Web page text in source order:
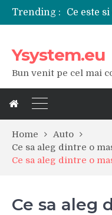
Trending :
Ysystem.eu
Bun venit pe cel mai
Home
Auto
Ce sa aleg dintre o
Ce sa aleg dintre o
Ce sa aleg